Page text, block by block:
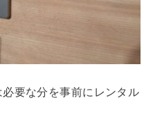
要な分を事前にレンタル